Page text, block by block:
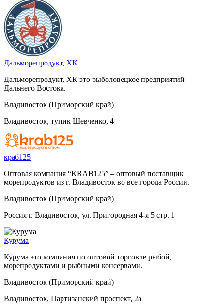
Дальморепродукт, ХК
Дальморепродукт, ХК это рыболовецкое предприятий
Дальнего Востока.
Владивосток (Приморский край)
Владивосток, тупик Шевченко, 4
краб125
Оптовая компания “KRAB125” – оптовый поставщик
морепродуктов из г. Владивосток во все города России.
Владивосток (Приморский край)
Россия г. Владивосток, ул. Пригородная 4-я 5 стр. 1
Курума
Курума это компания по оптовой торговле рыбой,
морепродуктами и рыбными консервами.
Владивосток (Приморский край)
Владивосток, Партизанский проспект, 2а